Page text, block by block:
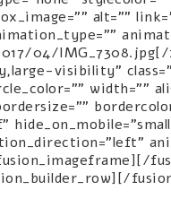
alt=""
04/IMG_7308.jpg[/
visibility"
width=""